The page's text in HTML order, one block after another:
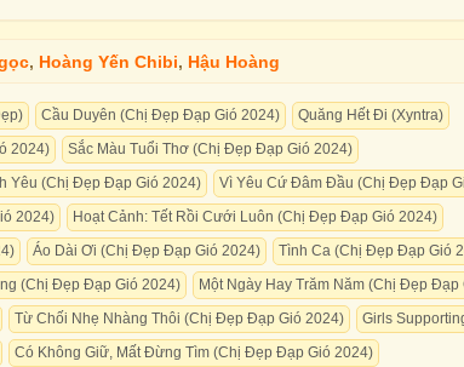
, Hoàng Yến Chibi, Hậu Hoàng
Cầu Duyên (Chị Đẹp Đạp Gió 2024)
Quăng Hết Đi (Xyntra)
2024)
Sắc Màu Tuổi Thơ (Chị Đẹp Đạp Gió 2024)
Yêu (Chị Đẹp Đạp Gió 2024)
Vì Yêu Cứ Đâm Đầu (Chị Đẹp Đạp
2024)
Hoạt Cảnh: Tết Rồi Cưới Luôn (Chị Đẹp Đạp Gió 2024)
Áo Dài Ơi (Chị Đẹp Đạp Gió 2024) Tình Ca (Chị Đẹp Đạp Gió
(Chị Đẹp Đạp Gió 2024)
Một Ngày Hay Trăm Năm (Chị Đẹp Đạp
Từ Chối Nhẹ Nhàng Thôi (Chị Đẹp Đạp Gió 2024)
Girls
Có Không Giữ, Mất Đừng Tìm (Chị Đẹp Đạp Gió 2024)